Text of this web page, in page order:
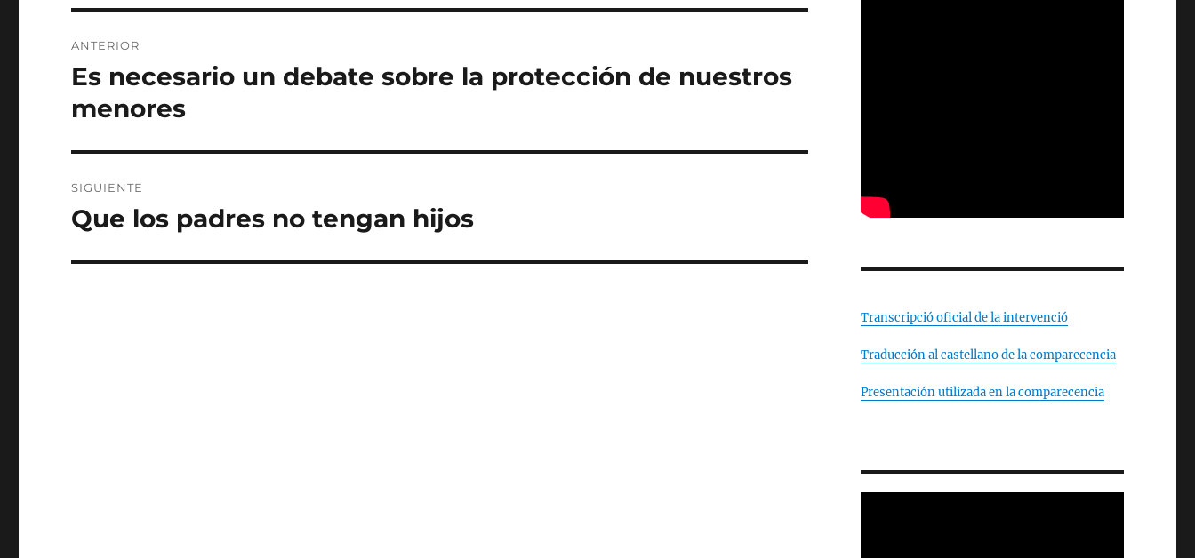
de
entradas
ANTERIOR
Entrada
Es necesario un debate sobre la protección de nuestros
menores
SIGUIENTE
Entrada
Que los padres no tengan hijos
Transcripció oficial de la intervenció
Traducción al castellano de la comparecencia
Presentación utilizada en la comparecencia